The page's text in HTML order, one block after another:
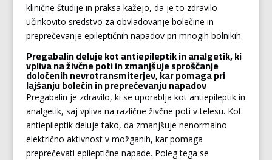
klinične študije in praksa kažejo, da je to zdravilo
učinkovito sredstvo za obvladovanje bolečine in
preprečevanje epileptičnih napadov pri mnogih bolnikih.
Pregabalin deluje kot antiepileptik in analgetik, ki
vpliva na živčne poti in zmanjšuje sproščanje
določenih nevrotransmiterjev, kar pomaga pri
lajšanju bolečin in preprečevanju napadov
Pregabalin je zdravilo, ki se uporablja kot antiepileptik in
analgetik, saj vpliva na različne živčne poti v telesu. Kot
antiepileptik deluje tako, da zmanjšuje nenormalno
električno aktivnost v možganih, kar pomaga
preprečevati epileptične napade. Poleg tega se